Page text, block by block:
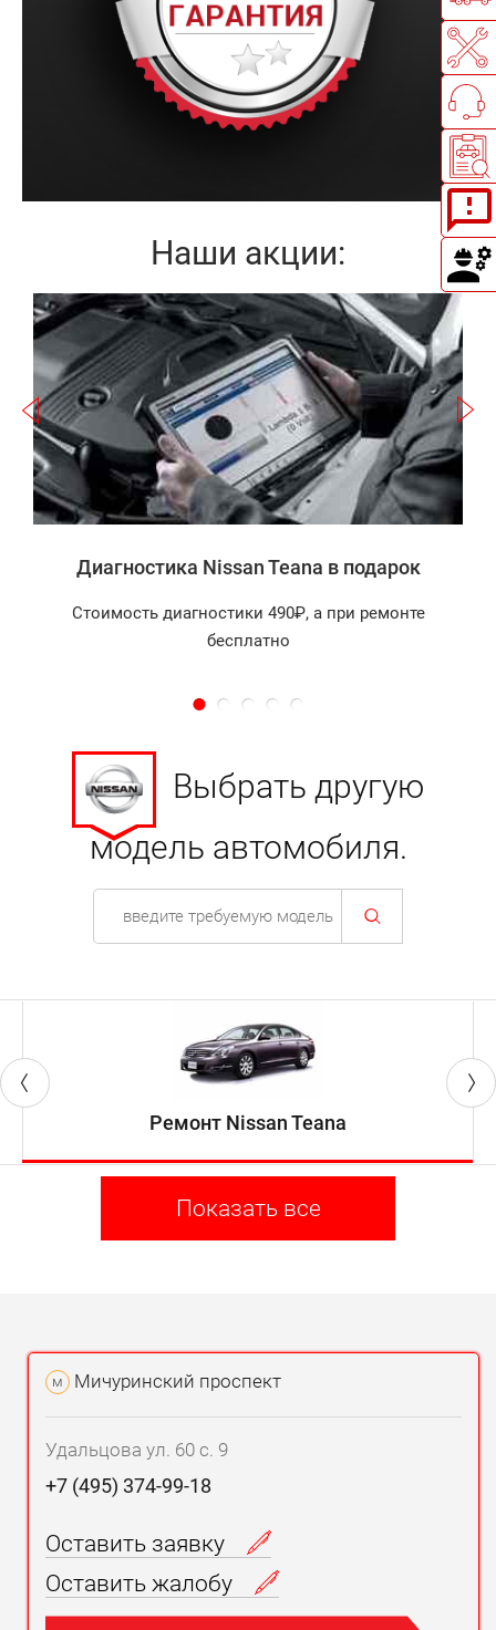
Наши акции:
Записаться
Диагностика Nissan Teana в подарок
Стоимость диагностики 490₽, а при ремонте
бесплатно
Выбрать другую
модель автомобиля.
Ремонт Nissan Teana
Показать все
м Мичуринский проспект
Удальцова ул. 60 с. 9
+7 (495) 374-99-18
Оставить заявку
Оставить жалобу